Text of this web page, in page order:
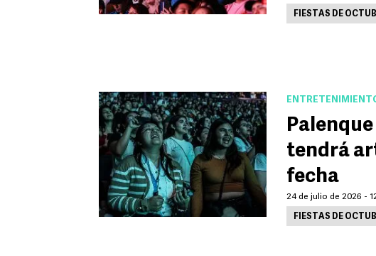
FIESTAS DE
tendrá
fecha
24 de julio de 2026 -
FIESTAS DE